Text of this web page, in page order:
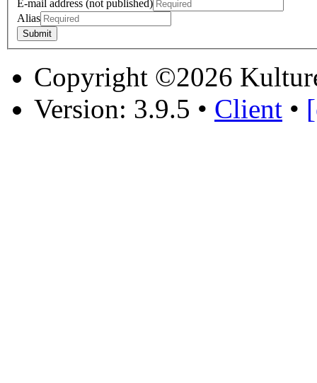
E-mail address (not published)
Alias
Copyright ©2026
Version: 3.9.5 • Client •